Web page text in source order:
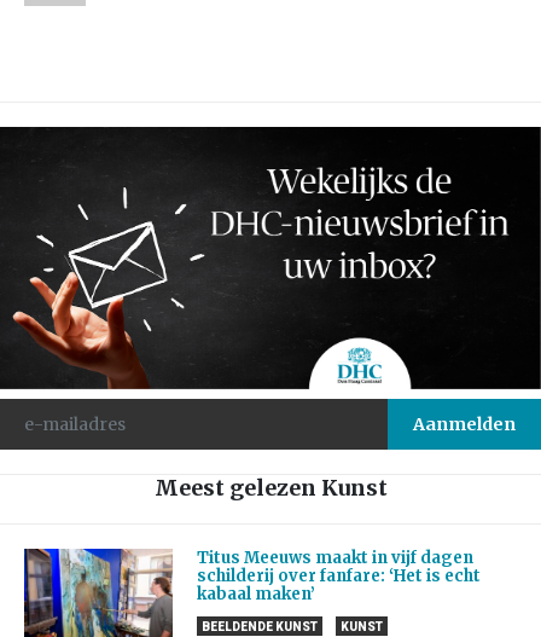
Meest gelezen Kunst
Titus Meeuws maakt in vijf dagen
schilderij over fanfare: ‘Het is echt
kabaal maken’
BEELDENDE KUNST KUNST